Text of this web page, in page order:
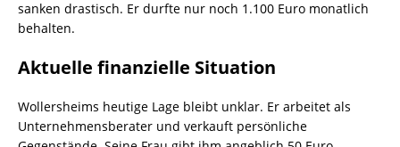
sanken drastisch. Er durfte nur noch 1.100 Euro monatlich
behalten.
Aktuelle finanzielle Situation
Wollersheims heutige Lage bleibt unklar. Er arbeitet als
Unternehmensberater und verkauft persönliche